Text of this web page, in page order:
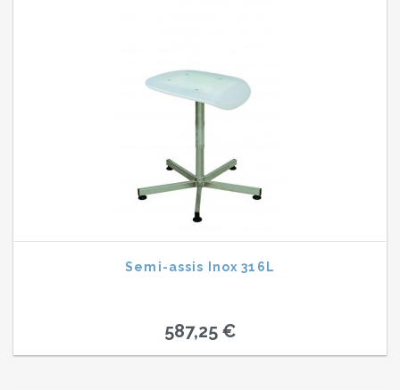
Semi-assis Inox 316L
587,25 €